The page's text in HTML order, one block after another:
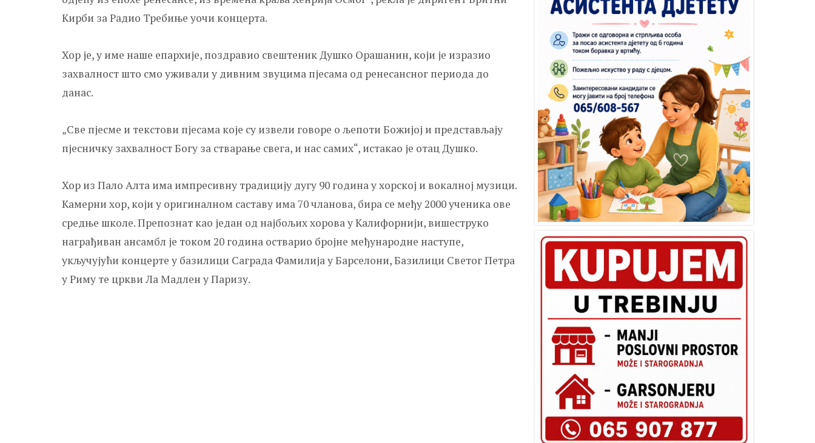
Kирби за Радио Требиње уочи концерта.
Хор је, у име наше епархије, поздравио свештеник Душко Орашанин, који је изразио
захвалност што смо уживали у дивним звуцима пјесама од ренесансног периода до
данас.
„Све пјесме и текстови пјесама које су извели говоре о љепоти Божијој и представљају
пјесничку захвалност Богу за стварање свега, и нас самих“, истакао је отац Душко.
Хор из Пало Алта има импресивну традицију дугу 90 година у хорској и вокалној музици.
Kамерни хор, који у оригиналном саставу има 70 чланова, бира се међу 2000 ученика ове
средње школе. Препознат као један од најбољих хорова у Kалифорнији, вишеструко
награђиван ансамбл је током 20 година остварио бројне међународне наступе,
укључујући концерте у базилици Саграда Фамилија у Барселони, Базилици Светог Петра
у Риму те цркви Ла Мадлен у Паризу.